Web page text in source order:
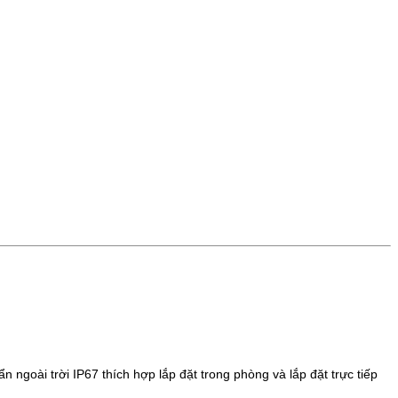
ngoài trời IP67 thích hợp lắp đặt trong phòng và lắp đặt trực tiếp